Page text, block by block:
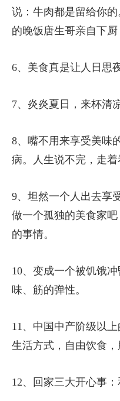
说：牛肉都是留给你
的晚饭唐生哥亲自下厨
6、美食真是让人日思
7、炎炎夏日，来杯清
8、嘴不用来享受美味
病。人生说不完，走着
9、坦然一个人出去享
做一个孤独的美食家
的事情。
10、变成一个被饥饿
味、筋的弹性。
11、中国中产阶级以
生活方式，自由饮食，
12、回家三大开心事：